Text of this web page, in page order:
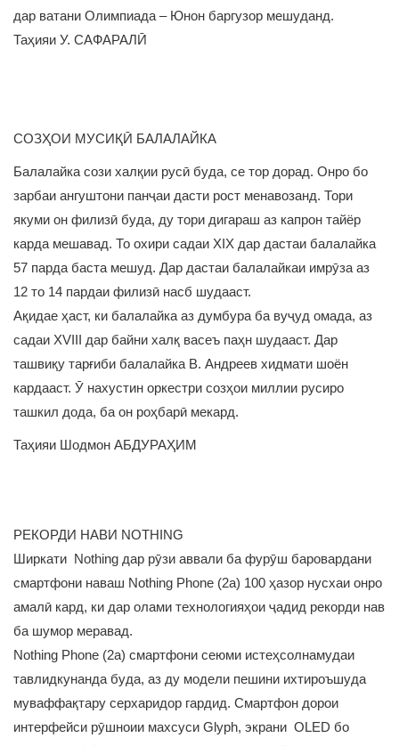
дар ватани Олимпиада – Юнон баргузор мешуданд.
Таҳияи У. САФАРАЛӢ
СОЗҲОИ МУСИҚӢ БАЛАЛАЙКА
Балалайка сози халқии русӣ буда, се тор дорад. Онро бо
зарбаи ангуштони панҷаи дасти рост менавозанд. Тори
якуми он филизӣ буда, ду тори дигараш аз капрон тайёр
карда мешавад. То охири садаи XIX дар дастаи балалайка
57 парда баста мешуд. Дар дастаи балалайкаи имрӯза аз
12 то 14 пардаи филизӣ насб шудааст.
Ақидае ҳаст, ки балалайка аз думбура ба вуҷуд омада, аз
садаи XVIII дар байни халқ васеъ паҳн шудааст. Дар
ташвиқу тарғиби балалайка В. Андреев хидмати шоён
кардааст. Ӯ нахустин оркестри созҳои миллии русиро
ташкил дода, ба он роҳбарӣ мекард.
Таҳияи Шодмон АБДУРАҲИМ
РЕКОРДИ НАВИ NOTHING
Ширкати Nothing дар рӯзи аввали ба фурӯш баровардани
смартфони наваш Nothing Phone (2a) 100 ҳазор нусхаи онро
амалӣ кард, ки дар олами технологияҳои ҷадид рекорди нав
ба шумор меравад.
Nothing Phone (2a) смартфони сеюми истеҳсолнамудаи
тавлидкунанда буда, аз ду модели пешини ихтироъшуда
муваффақтару серхаридор гардид. Смартфон дорои
интерфейси рӯшноии махсуси Glyph, экрани OLED бо